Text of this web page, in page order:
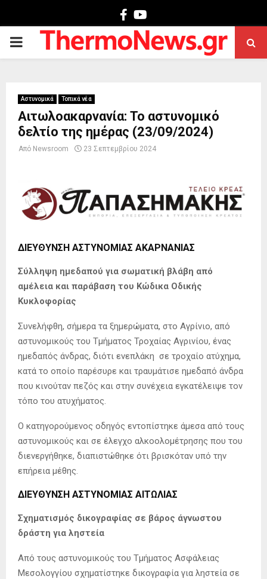
Facebook
PRIMARY
Αστυνομικά Τοπικά νέα
Αιτωλοακαρνανία: Το αστυνομικό
δελτίο της ημέρας (23/09/2024)
Από Newsroom 23 Σεπτεμβρίου 2024
ΔΙΕΥΘΥΝΣΗ ΑΣΤΥΝΟΜΙΑΣ ΑΚΑΡΝΑΝΙΑΣ
Σύλληψη ημεδαπού για σωματική βλάβη από
αμέλεια και παράβαση του Κώδικα Οδικής
Κυκλοφορίας
Συνελήφθη, σήμερα τα ξημερώματα, στο Αγρίνιο, από
αστυνομικούς του Τμήματος Τροχαίας Αγρινίου, ένας
ημεδαπός άνδρας, διότι ενεπλάκη σε τροχαίο ατύχημα,
κατά το οποίο παρέσυρε και τραυμάτισε ημεδαπό άνδρα
που κινούταν πεζός και στην συνέχεια εγκατέλειψε τον
τόπο του ατυχήματος.
Ο κατηγορούμενος οδηγός εντοπίστηκε άμεσα από τους
αστυνομικούς και σε έλεγχο αλκοολομέτρησης που του
διενεργήθηκε, διαπιστώθηκε ότι βρισκόταν υπό την
επήρεια μέθης.
ΔΙΕΥΘΥΝΣΗ ΑΣΤΥΝΟΜΙΑΣ ΑΙΤΩΛΙΑΣ
Σχηματισμός δικογραφίας σε βάρος άγνωστου
δράστη για ληστεία
Από τους αστυνομικούς του Τμήματος Ασφάλειας
Μεσολογγίου σχηματίστηκε δικογραφία για ληστεία σε